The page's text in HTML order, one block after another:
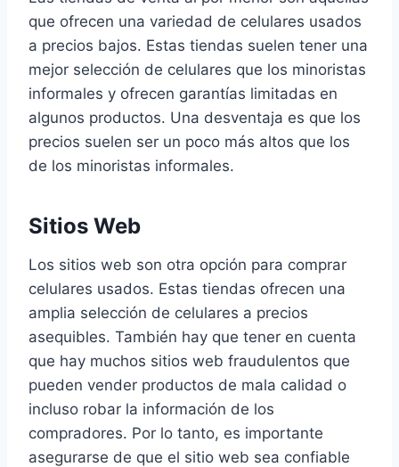
que ofrecen una variedad de celulares usados
a precios bajos. Estas tiendas suelen tener una
mejor selección de celulares que los minoristas
informales y ofrecen garantías limitadas en
algunos productos. Una desventaja es que los
precios suelen ser un poco más altos que los
de los minoristas informales.
Sitios Web
Los sitios web son otra opción para comprar
celulares usados. Estas tiendas ofrecen una
amplia selección de celulares a precios
asequibles. También hay que tener en cuenta
que hay muchos sitios web fraudulentos que
pueden vender productos de mala calidad o
incluso robar la información de los
compradores. Por lo tanto, es importante
asegurarse de que el sitio web sea confiable